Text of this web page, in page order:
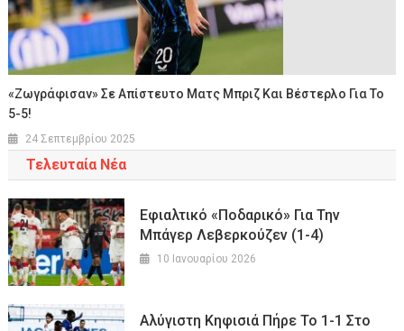
«Ζωγράφισαν» Σε Απίστευτο Ματς Μπριζ Και Βέστερλο Για Το
5-5!
24 Σεπτεμβρίου 2025
Τελευταία Νέα
Εφιαλτικό «ποδαρικό» Για Την
Μπάγερ Λεβερκούζεν (1-4)
10 Ιανουαρίου 2026
Αλύγιστη Κηφισιά Πήρε Το 1-1 Στο